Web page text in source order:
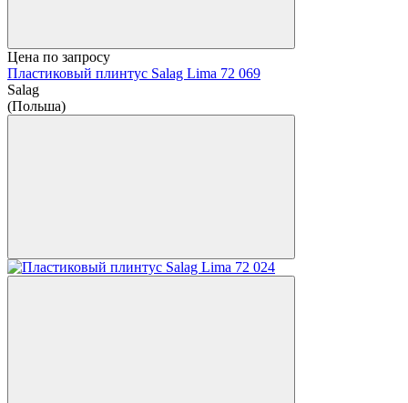
Цена по запросу
Пластиковый плинтус Salag Lima 72 069
Salag
(Польша)